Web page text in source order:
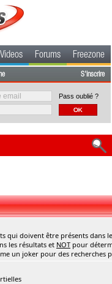
Videos Forums Freezone
S'inscrire
Pass oublié ?
qui doivent être présents dans
les résultats et NOT pour
un joker pour des recherches